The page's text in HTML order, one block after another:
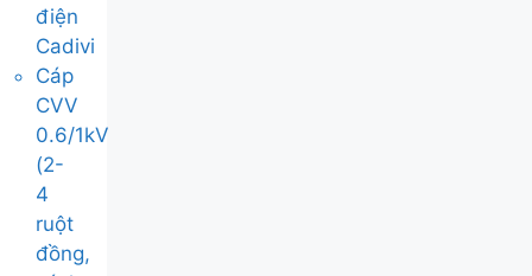
điện
Cadivi
Cáp
CVV
0.6/1kV
(2-
4
ruột
đồng,